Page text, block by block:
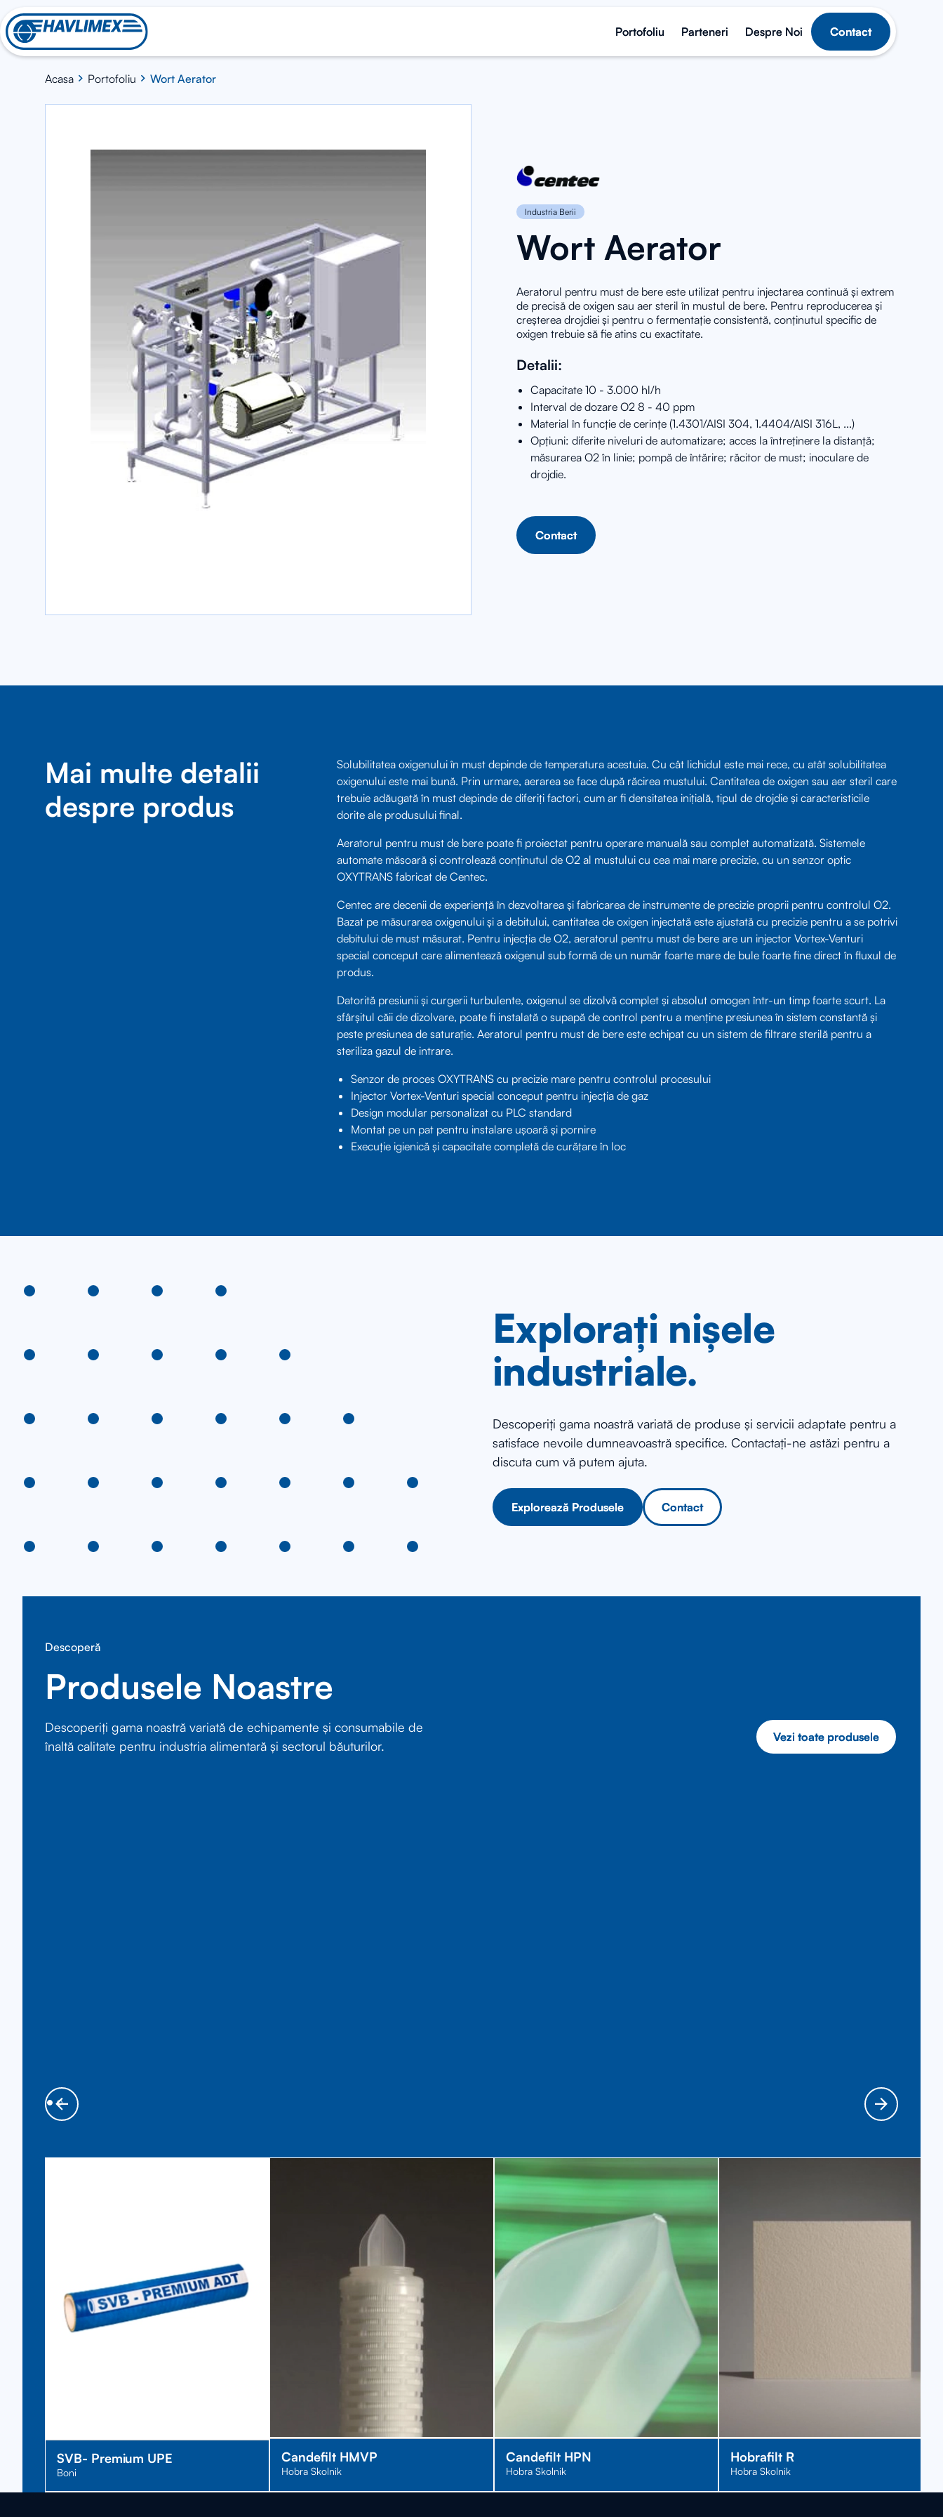
Portofoliu
Portofoliu Parteneri
Parteneri Despre Noi
Despre Noi Contact
Contact
Acasa Portofoliu Wort Aerator
Industria Berii
Wort Aerator
Aeratorul pentru must de bere este utilizat pentru injectarea continuă și extrem
de precisă de oxigen sau aer steril în mustul de bere. Pentru reproducerea și
creșterea drojdiei și pentru o fermentație consistentă, conținutul specific de
oxigen trebuie să fie atins cu exactitate.
Detalii:
Capacitate 10 - 3.000 hl/h
Interval de dozare O2 8 - 40 ppm
Material în funcție de cerințe (1.4301/AISI 304, 1.4404/AISI 316L, ...)
Opțiuni: diferite niveluri de automatizare; acces la întreținere la distanță;
măsurarea O2 în linie; pompă de întărire; răcitor de must; inoculare de
drojdie.
Contact
Contact
Mai multe detalii
despre produs
Solubilitatea oxigenului în must depinde de temperatura acestuia. Cu cât lichidul este mai rece, cu atât solubilitatea
oxigenului este mai bună. Prin urmare, aerarea se face după răcirea mustului. Cantitatea de oxigen sau aer steril care
trebuie adăugată în must depinde de diferiți factori, cum ar fi densitatea inițială, tipul de drojdie și caracteristicile
dorite ale produsului final.
Aeratorul pentru must de bere poate fi proiectat pentru operare manuală sau complet automatizată. Sistemele
automate măsoară și controlează conținutul de O2 al mustului cu cea mai mare precizie, cu un senzor optic
OXYTRANS fabricat de Centec.
Centec are decenii de experiență în dezvoltarea și fabricarea de instrumente de precizie proprii pentru controlul O2.
Bazat pe măsurarea oxigenului și a debitului, cantitatea de oxigen injectată este ajustată cu precizie pentru a se potrivi
debitului de must măsurat. Pentru injecția de O2, aeratorul pentru must de bere are un injector Vortex-Venturi
special conceput care alimentează oxigenul sub formă de un număr foarte mare de bule foarte fine direct în fluxul de
produs.
Datorită presiunii și curgerii turbulente, oxigenul se dizolvă complet și absolut omogen într-un timp foarte scurt. La
sfârșitul căii de dizolvare, poate fi instalată o supapă de control pentru a menține presiunea în sistem constantă și
peste presiunea de saturație. Aeratorul pentru must de bere este echipat cu un sistem de filtrare sterilă pentru a
steriliza gazul de intrare.
Senzor de proces OXYTRANS cu precizie mare pentru controlul procesului
Injector Vortex-Venturi special conceput pentru injecția de gaz
Design modular personalizat cu PLC standard
Montat pe un pat pentru instalare ușoară și pornire
Execuție igienică și capacitate completă de curățare în loc
Explorați nișele
industriale.
Descoperiți gama noastră variată de produse și servicii adaptate pentru a
satisface nevoile dumneavoastră specifice. Contactați-ne astăzi pentru a
discuta cum vă putem ajuta.
Explorează Produsele
Explorează Produsele Contact
Contact
Descoperă
Produsele Noastre
Descoperiți gama noastră variată de echipamente și consumabile de
înaltă calitate pentru industria alimentară și sectorul băuturilor.
Vezi toate produsele
Vezi toate produsele
SVB- Premium UPE
Boni
Candefilt HMVP
Hobra Skolnik
Candefilt HPN
Hobra Skolnik
Hobrafilt R
Hobra Skolnik